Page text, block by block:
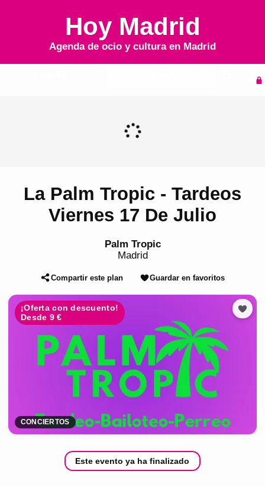
Hoy Madrid
Agenda de ocio y cultura en Madrid
La Palm Tropic - Tardeos
Viernes 17 De Julio
Palm Tropic
Madrid
Compartir este plan Guardar en favoritos
¡Oferta con descuento!
Desde 9 €
CONCIERTOS
Este evento ya ha finalizado